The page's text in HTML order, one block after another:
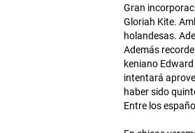
Gran
Gloriah Kite.
holandesas.
Además
keniano
intentará
haber sido
Entre los